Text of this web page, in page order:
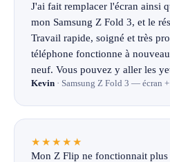
J'ai fait remplacer l'écran ainsi
mon Samsung Z Fold 3, et le
Travail rapide, soigné et très
téléphone fonctionne à
neuf. Vous pouvez y aller les
Kevin · Samsung Z Fold 3 — écran
★★★★★
Mon Z Flip ne fonctionnait plus